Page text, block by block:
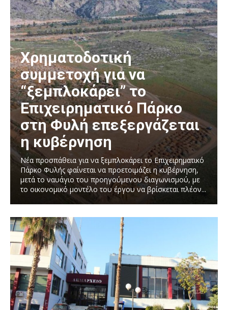
Χρηματοδοτική
συμμετοχή για να
“ξεμπλοκάρει” το
Επιχειρηματικό Πάρκο
στη Φυλή επεξεργάζεται
η κυβέρνηση
Νέα προσπάθεια για να ξεμπλοκάρει το Επιχειρηματικό
Πάρκο Φυλής φαίνεται να προετοιμάζει η κυβέρνηση,
μετά το ναυάγιο του προηγούμενου διαγωνισμού, με
το οικονομικό μοντέλο του έργου να βρίσκεται πλέον...